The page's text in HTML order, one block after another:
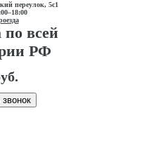
переулок, 5с1
по всей
РФ
звонок